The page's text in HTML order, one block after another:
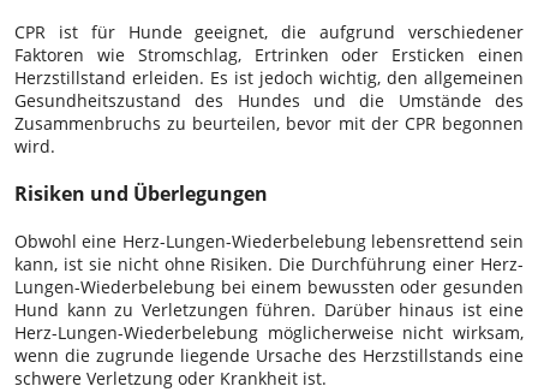
CPR ist für Hunde geeignet, die aufgrund verschiedener
Faktoren wie Stromschlag, Ertrinken oder Ersticken einen
Herzstillstand erleiden. Es ist jedoch wichtig, den allgemeinen
Gesundheitszustand des Hundes und die Umstände des
Zusammenbruchs zu beurteilen, bevor mit der CPR begonnen
wird.
Risiken und Überlegungen
Obwohl eine Herz-Lungen-Wiederbelebung lebensrettend sein
kann, ist sie nicht ohne Risiken. Die Durchführung einer Herz-
Lungen-Wiederbelebung bei einem bewussten oder gesunden
Hund kann zu Verletzungen führen. Darüber hinaus ist eine
Herz-Lungen-Wiederbelebung möglicherweise nicht wirksam,
wenn die zugrunde liegende Ursache des Herzstillstands eine
schwere Verletzung oder Krankheit ist.